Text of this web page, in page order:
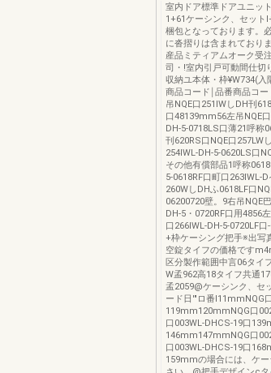
室内ドア標準ドアユニッ
1+61ケーシンク、セット
梱包となっております。
に沓摺りは含まれており
産品ミティアムオーク受
司・!室内引戸可動間仕切
収納ユ本体・枠¥W734(
商品コード￨品番商品コ
吊NQE口251IWしDH刊
口48139mm56左吊NQE
DH-5-0718LS口薄21呼称
刊620RS口NQE口257LW
254IWL-DH-5-0620LS口
その他有償部品1呼称
5-0618RF口町口263IWL-
260WしDHふ0618LF口
06200720壁。9右吊NQE
DH-5・0720RF口用4856
口266IWL-DH-5-0720LF
+枠ケーシング把手※出写
空錠タイフの価格です
区分製作範囲中言06タイ
W孟962高18タイフ共通
孟2059@ケーシンク、セ
ード日'"ロ番l11mmNQG
119mm120mmNQG口
口003WL-DHCS-19口
146mm147mmNQG口
口003WL-DHCS-19口
159mmの場合には、ケ